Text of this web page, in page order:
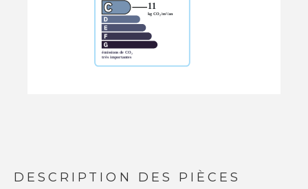
DESCRIPTION DES PIÈCES